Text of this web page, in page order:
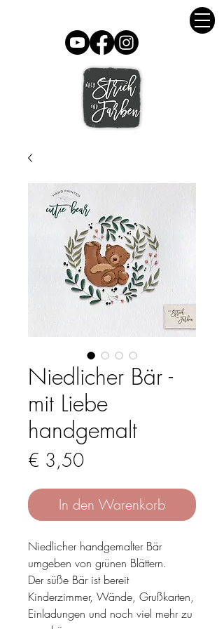
Niedlicher Bär -
mit Liebe
handgemalt
€ 3,50Preis
In den Warenkorb
Niedlicher handgemalter Bär
umgeben von grünen Blättern.
Der süße Bär ist bereit
Kinderzimmer, Wände, Grußkarten,
Einladungen und noch viel mehr zu